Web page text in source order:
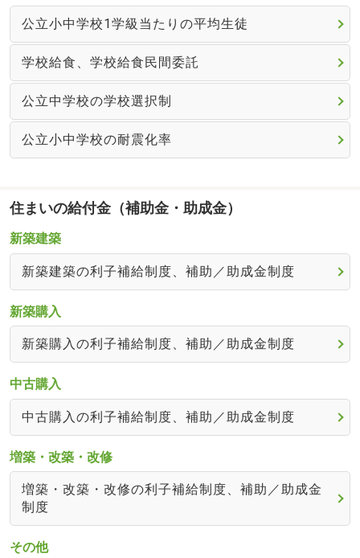
公立小中学校1学級当たりの平均生徒
学校給食、学校給食民間委託
公立中学校の学校選択制
公立小中学校の耐震化率
住まいの給付金（補助金・助成金）
新築建築
新築建築の利子補給制度、補助／助成金制度
新築購入
新築購入の利子補給制度、補助／助成金制度
中古購入
中古購入の利子補給制度、補助／助成金制度
増築・改築・改修
増築・改築・改修の利子補給制度、補助／助成金
制度
その他